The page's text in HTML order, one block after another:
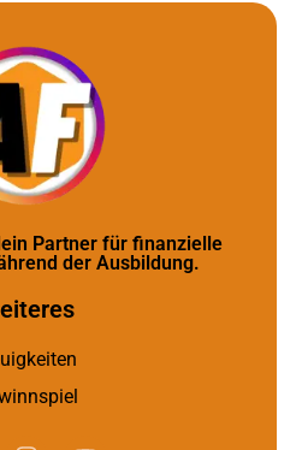
Partner für finanzielle
der Ausbildung.